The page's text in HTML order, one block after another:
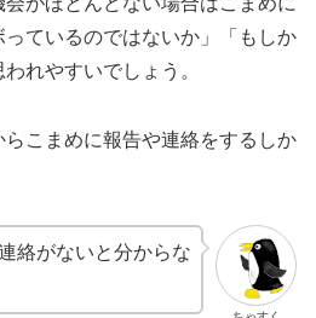
ているのではないか」「もしか
れやすいでしょう。
こまめに報告や連絡をするしか
絡がないと分からな